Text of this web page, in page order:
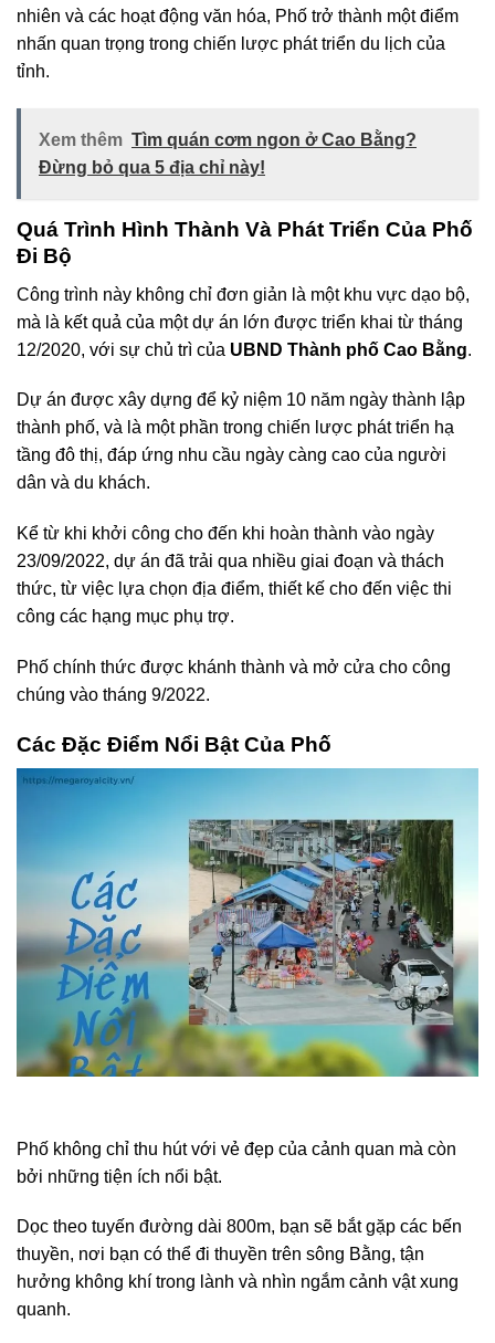
nhiên và các hoạt động văn hóa, Phố trở thành một điểm
nhấn quan trọng trong chiến lược phát triển du lịch của
tỉnh.
Xem thêm Tìm quán cơm ngon ở Cao Bằng?
Đừng bỏ qua 5 địa chỉ này!
Quá Trình Hình Thành Và Phát Triển Của Phố
Đi Bộ
Công trình này không chỉ đơn giản là một khu vực dạo bộ,
mà là kết quả của một dự án lớn được triển khai từ tháng
12/2020, với sự chủ trì của UBND Thành phố Cao Bằng.
Dự án được xây dựng để kỷ niệm 10 năm ngày thành lập
thành phố, và là một phần trong chiến lược phát triển hạ
tầng đô thị, đáp ứng nhu cầu ngày càng cao của người
dân và du khách.
Kể từ khi khởi công cho đến khi hoàn thành vào ngày
23/09/2022, dự án đã trải qua nhiều giai đoạn và thách
thức, từ việc lựa chọn địa điểm, thiết kế cho đến việc thi
công các hạng mục phụ trợ.
Phố chính thức được khánh thành và mở cửa cho công
chúng vào tháng 9/2022.
Các Đặc Điểm Nổi Bật Của Phố
Phố không chỉ thu hút với vẻ đẹp của cảnh quan mà còn
bởi những tiện ích nổi bật.
Dọc theo tuyến đường dài 800m, bạn sẽ bắt gặp các bến
thuyền, nơi bạn có thể đi thuyền trên sông Bằng, tận
hưởng không khí trong lành và nhìn ngắm cảnh vật xung
quanh.